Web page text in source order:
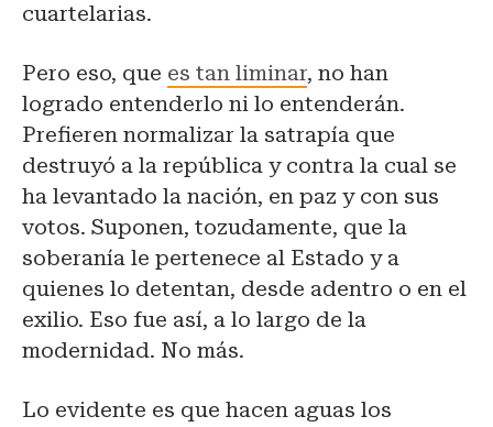
cuartelarias.
Pero eso, que es tan liminar, no han
logrado entenderlo ni lo entenderán.
Prefieren normalizar la satrapía que
destruyó a la república y contra la cual se
ha levantado la nación, en paz y con sus
votos. Suponen, tozudamente, que la
soberanía le pertenece al Estado y a
quienes lo detentan, desde adentro o en el
exilio. Eso fue así, a lo largo de la
modernidad. No más.
Lo evidente es que hacen aguas los